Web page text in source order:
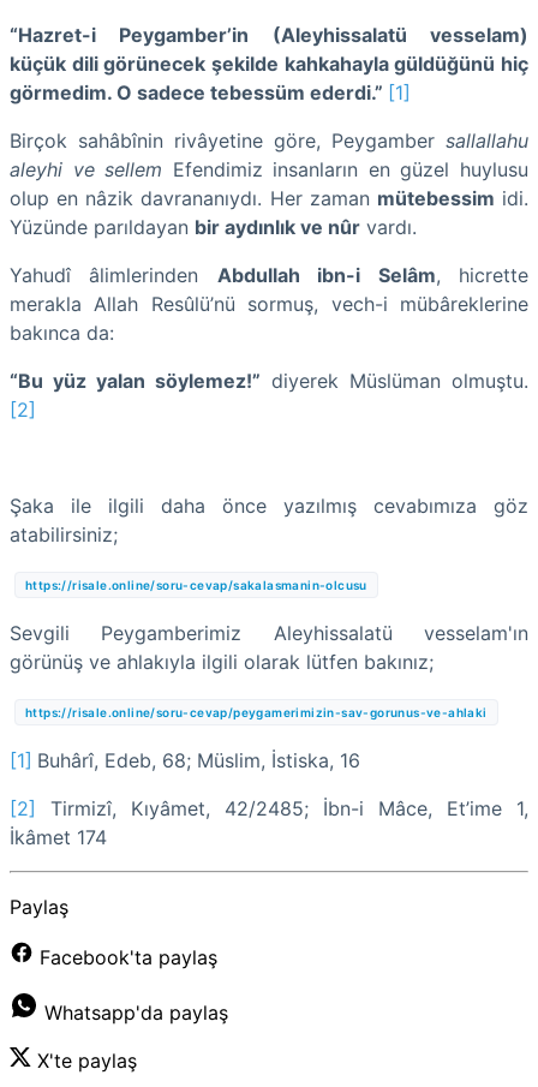
“Hazret-i Peygamber’in (Aleyhissalatü vesselam)
küçük dili görünecek şekilde kahkahayla güldüğünü hiç
görmedim. O sadece tebessüm ederdi.” [1]
Birçok sahâbînin rivâyetine göre, Peygamber sallallahu
aleyhi ve sellem Efendimiz insanların en güzel huylusu
olup en nâzik davrananıydı. Her zaman mütebessim idi.
Yüzünde parıldayan bir aydınlık ve nûr vardı.
Yahudî âlimlerinden Abdullah ibn-i Selâm, hicrette
merakla Allah Resûlü’nü sormuş, vech-i mübâreklerine
bakınca da:
“Bu yüz yalan söylemez!” diyerek Müslüman olmuştu.
[2]
Şaka ile ilgili daha önce yazılmış cevabımıza göz
atabilirsiniz;
https://risale.online/soru-cevap/sakalasmanin-olcusu
Sevgili Peygamberimiz Aleyhissalatü vesselam'ın
görünüş ve ahlakıyla ilgili olarak lütfen bakınız;
https://risale.online/soru-cevap/peygamerimizin-sav-gorunus-ve-ahlaki
[1] Buhârî, Edeb, 68; Müslim, İstiska, 16
[2] Tirmizî, Kıyâmet, 42/2485; İbn-i Mâce, Et’ime 1,
İkâmet 174
Paylaş
Facebook'ta paylaş
Whatsapp'da paylaş
X'te paylaş